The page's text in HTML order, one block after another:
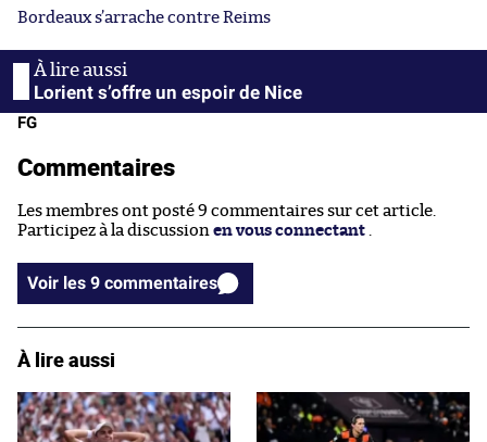
Bordeaux s’arrache contre Reims
Lorient s’offre un espoir de Nice
FG
Commentaires
Les membres ont posté 9 commentaires sur cet article.
Participez à la discussion en vous connectant
Voir les 9 commentaires
À lire aussi